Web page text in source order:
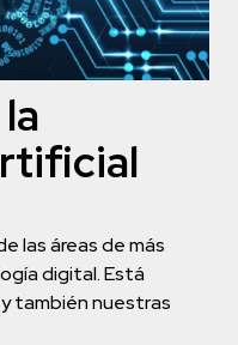
las áreas de más
digital. Está
también nuestras